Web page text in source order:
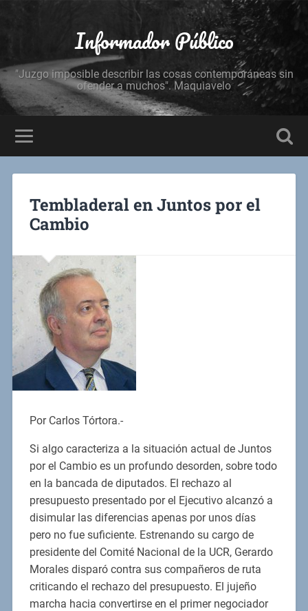
Informador Público
"Juzgo imposible describir las cosas contemporáneas sin
ofender a muchos". Maquiavelo
Tembladeral en Juntos por el
Cambio
Por Carlos Tórtora.-
Si algo caracteriza a la situación actual de Juntos
por el Cambio es un profundo desorden, sobre todo
en la bancada de diputados. El rechazo al
presupuesto presentado por el Ejecutivo alcanzó a
disimular las diferencias apenas por unos días
pero no fue suficiente. Estrenando su cargo de
presidente del Comité Nacional de la UCR, Gerardo
Morales disparó contra sus compañeros de ruta
criticando el rechazo del presupuesto. El jujeño
marcha hacia convertirse en el primer negociador